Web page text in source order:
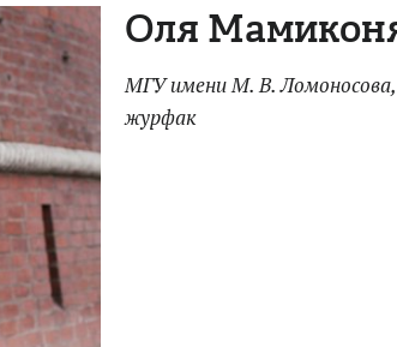
Оля
МГУ имени М. В. Ломоносова,
журфак